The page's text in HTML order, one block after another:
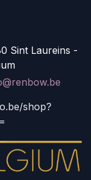
Sint Laureins -
shop?